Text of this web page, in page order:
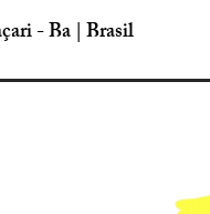
- Ba | Brasil